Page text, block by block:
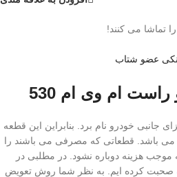
تماشا می کنند!
عضو شتاب
ام وی ام 530
جانبی خودرو نام برد. بنابراین این قطعه
می باشد. قطعاتی که مصرفی می باشند را
هزینه دوباره نشود. در مطلبی در
صحبت کرده ایم. به نظر شما روش تعویض